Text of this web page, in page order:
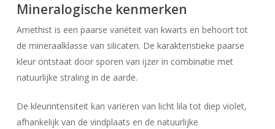
Mineralogische kenmerken
Amethist is een paarse variëteit van kwarts en behoort tot
de mineraalklasse van silicaten. De karakteristieke paarse
kleur ontstaat door sporen van ijzer in combinatie met
natuurlijke straling in de aarde.
De kleurintensiteit kan variëren van licht lila tot diep violet,
afhankelijk van de vindplaats en de natuurlijke